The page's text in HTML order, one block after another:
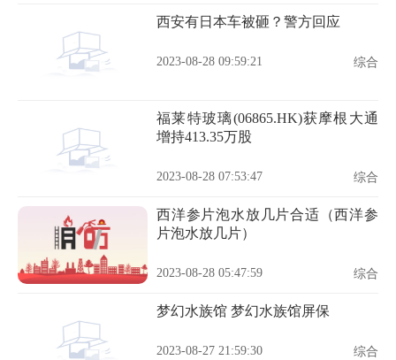
西安有日本车被砸？警方回应
2023-08-28 09:59:21 综合
福莱特玻璃(06865.HK)获摩根大通
增持413.35万股
2023-08-28 07:53:47 综合
西洋参片泡水放几片合适（西洋参
片泡水放几片）
2023-08-28 05:47:59 综合
梦幻水族馆 梦幻水族馆屏保
2023-08-27 21:59:30 综合